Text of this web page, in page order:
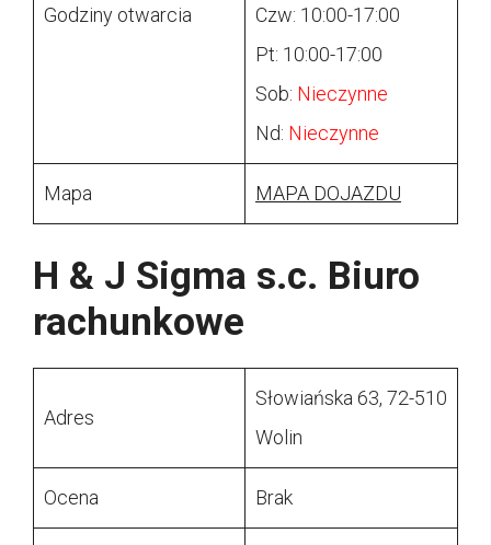
Godziny otwarcia
Czw: 10:00-17:00
Pt: 10:00-17:00
Sob: Nieczynne
Nd: Nieczynne
Mapa MAPA DOJAZDU
H & J Sigma s.c. Biuro
rachunkowe
Adres
Słowiańska 63, 72-510
Wolin
Ocena Brak